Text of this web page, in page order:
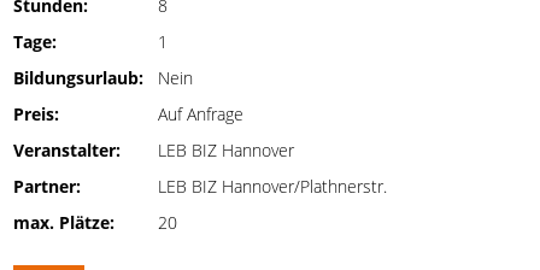
Stunden:
8
Tage:
1
Bildungsurlaub:
Nein
Preis:
Auf Anfrage
Veranstalter:
LEB BIZ Hannover
Partner:
LEB BIZ Hannover/Plathnerstr.
max. Plätze:
20